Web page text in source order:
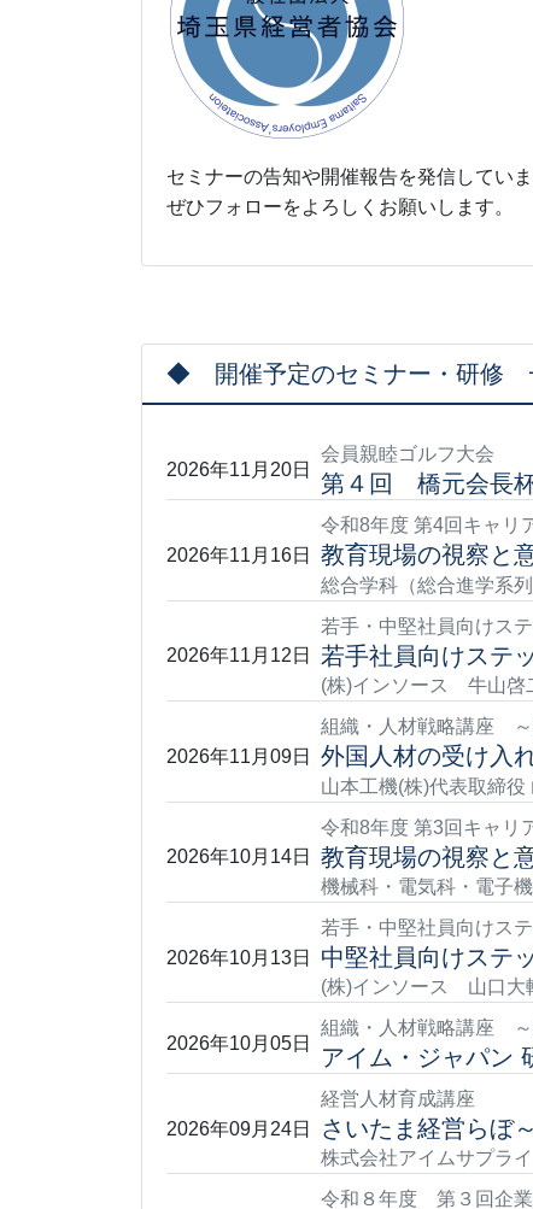
セミナーの告知や開催報告を発信していま
ぜひフォローをよろしくお願いします。
◆ 開催予定のセミナー・研修
2026年11月20日
会員親睦ゴルフ大会
第４回 橋元会長
2026年11月16日
令和8年度 第4回キャリ
教育現場の視察と
総合学科（総合進学系
2026年11月12日
若手・中堅社員向けス
若手社員向けステ
(株)インソース 牛山啓
2026年11月09日
組織・人材戦略講座 ～
外国人材の受け入
山本工機(株)代表取締
2026年10月14日
令和8年度 第3回キャリ
教育現場の視察と
機械科・電気科・電子
2026年10月13日
若手・中堅社員向けス
中堅社員向けステ
(株)インソース 山口大
2026年10月05日
組織・人材戦略講座 ～
アイム・ジャパン
2026年09月24日
経営人材育成講座
さいたま経営らぼ
株式会社アイムサプ
令和８年度 第３回企業